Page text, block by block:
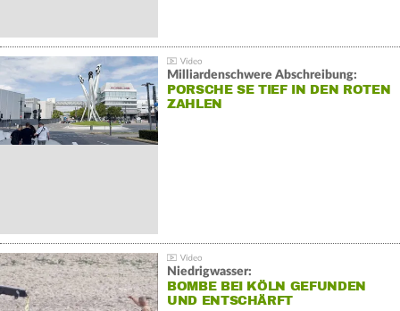
Milliardenschwere Abschreibung:
PORSCHE SE TIEF IN DEN ROTEN
ZAHLEN
Niedrigwasser:
BOMBE BEI KÖLN GEFUNDEN
UND ENTSCHÄRFT